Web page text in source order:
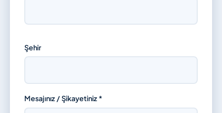
Şehir
Mesajınız / Şikayetiniz *